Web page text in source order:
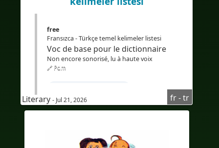
#İkidilli
#İkidillialtyazılar
#eLearning
free
Fransızca - Türkçe temel kelimeler listesi
Voc de base pour le dictionnaire
Non encore sonorisé, lu à haute voix
🔗 Pdm
#Coursdefrançais
#LearnFrench
#Sous-titresturc
Literary - Jul 21, 2026 fr - tr